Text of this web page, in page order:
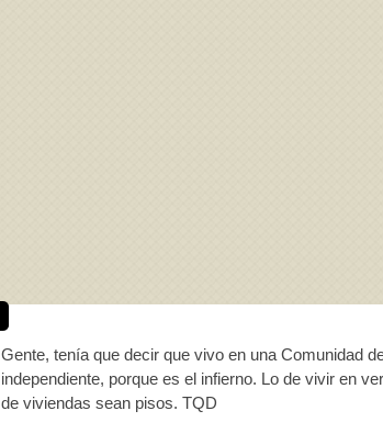
Gente, tenía que decir que vivo en una Comunidad
independiente, porque es el infierno. Lo de vivir en
de viviendas sean pisos. TQD